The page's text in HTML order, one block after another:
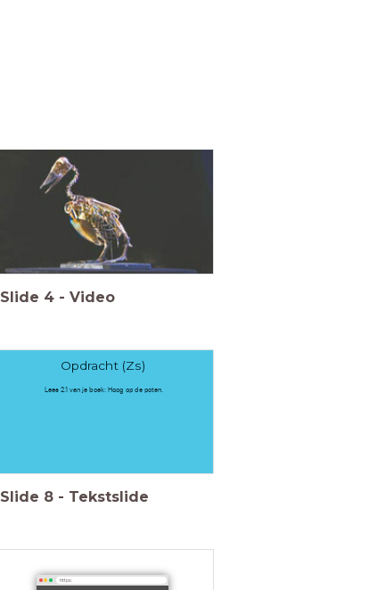
Slide 4 - Video
Opdracht (Zs)
Lees 2.1 van je boek: Hoog op de poten.
Slide 8 - Tekstslide
https: